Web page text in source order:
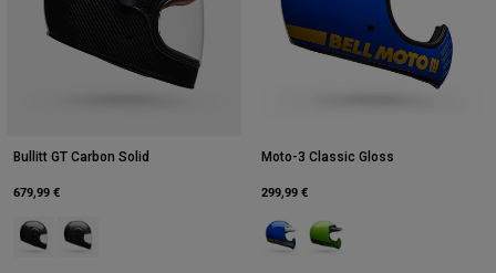
Bullitt GT Carbon Solid
679,99 €
Product swatch type of Noir.
Product swatch type of Noir mat.
Moto-3 Classic Gloss
299,99 €
Product swatch type of Bleu.
Product swatch type of